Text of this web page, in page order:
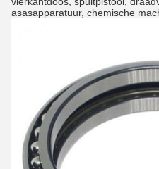
asasapparatuur, chemische